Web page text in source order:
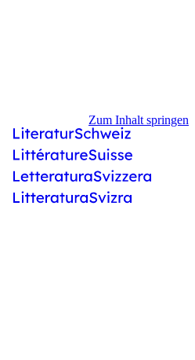
Zum Inhalt springen